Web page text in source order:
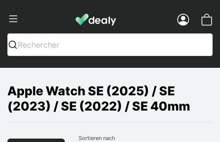
Dealy - Hüllen und Zubehör für
Rechercher
Apple Watch SE (2025) / SE
(2023) / SE (2022) / SE 40mm
Sortieren nach